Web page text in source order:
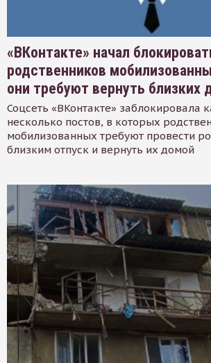
«ВКонтакте» начал
родственников
они требуют вернуть близких
Соцсеть «ВКонтакте» заблокировала
несколько постов, в которых
мобилизованных требуют провести
близким отпуск и вернуть их домой